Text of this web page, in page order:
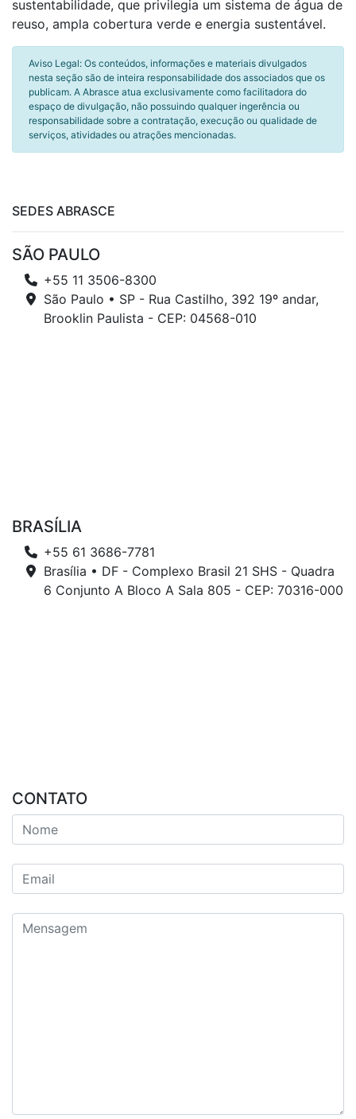
sustentabilidade, que privilegia um sistema de água de
reuso, ampla cobertura verde e energia sustentável.
Aviso Legal: Os conteúdos, informações e materiais divulgados
nesta seção são de inteira responsabilidade dos associados que os
publicam. A Abrasce atua exclusivamente como facilitadora do
espaço de divulgação, não possuindo qualquer ingerência ou
responsabilidade sobre a contratação, execução ou qualidade de
serviços, atividades ou atrações mencionadas.
SEDES ABRASCE
SÃO PAULO
+55 11 3506-8300
São Paulo • SP - Rua Castilho, 392 19º andar,
Brooklin Paulista - CEP: 04568-010
BRASÍLIA
+55 61 3686-7781
Brasília • DF - Complexo Brasil 21 SHS - Quadra
6 Conjunto A Bloco A Sala 805 - CEP: 70316-000
CONTATO